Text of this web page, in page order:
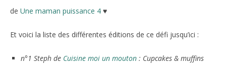
de Une maman puissance 4 ♥
Et voici la liste des différentes éditions de ce défi jusqu’ici :
n°1 Steph de Cuisine moi un mouton : Cupcakes & muffins